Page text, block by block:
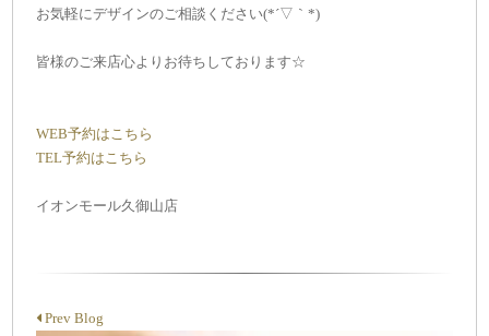
お気軽にデザインのご相談ください(*´▽｀*)
皆様のご来店心よりお待ちしております☆
WEB予約はこちら
TEL予約はこちら
イオンモール久御山店
Prev Blog